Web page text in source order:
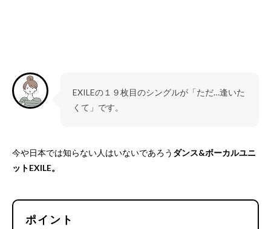
EXILEの１９枚目のシングルが「ただ…逢いた
くて」です。
今や日本では知らない人はいないであろう ダンス&ボーカルユニ
ットEXILE。
ポイント